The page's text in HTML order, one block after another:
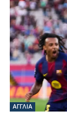
ΑΓΓΛΙΑ